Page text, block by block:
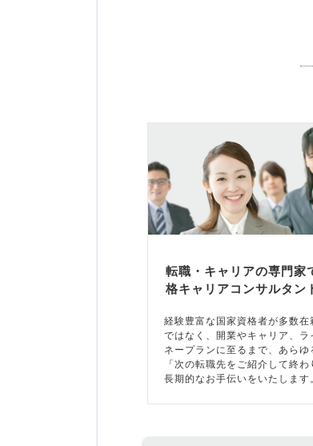
転職・キャリアの専門家
格キャリアコンサルタン
経験豊富な国家資格者が多数在
ではなく、開業やキャリア、ラ
ネープランに至るまで、あらゆ
「次の転職先をご紹介して終わ
長期的なお手伝いをいたします